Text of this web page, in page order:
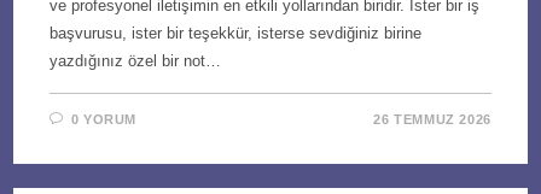
ve profesyonel iletişimin en etkili yollarından biridir. İster bir iş
başvurusu, ister bir teşekkür, isterse sevdiğiniz birine
yazdığınız özel bir not…
0 YORUM 26 TEMMUZ 2026